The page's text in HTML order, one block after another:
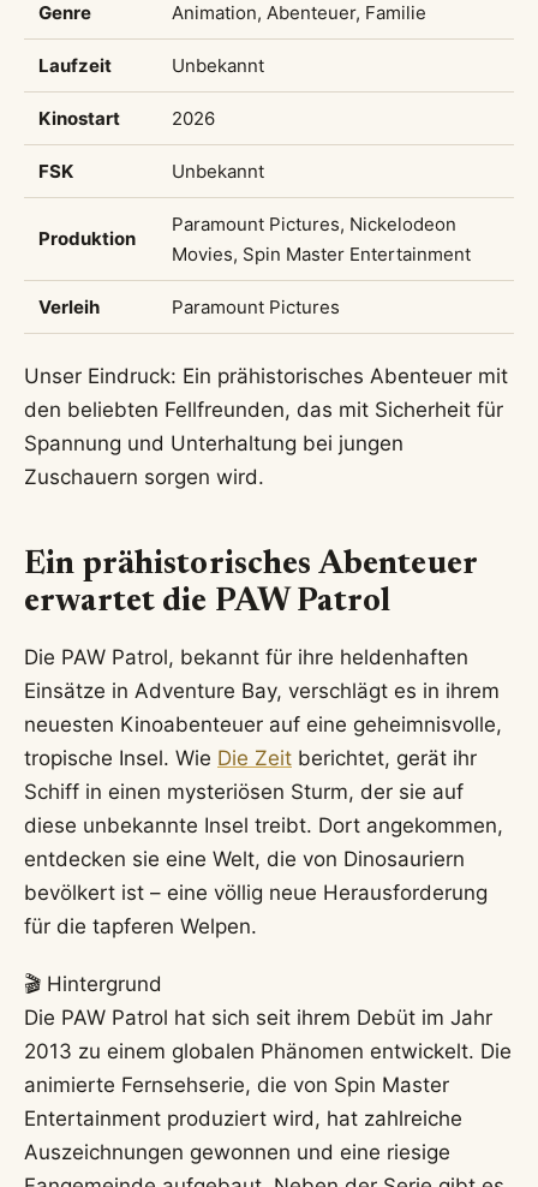
Genre Animation, Abenteuer, Familie
Laufzeit Unbekannt
Kinostart 2026
FSK Unbekannt
Produktion
Paramount Pictures, Nickelodeon
Movies, Spin Master Entertainment
Verleih Paramount Pictures
Unser Eindruck: Ein prähistorisches Abenteuer mit
den beliebten Fellfreunden, das mit Sicherheit für
Spannung und Unterhaltung bei jungen
Zuschauern sorgen wird.
Ein prähistorisches Abenteuer
erwartet die PAW Patrol
Die PAW Patrol, bekannt für ihre heldenhaften
Einsätze in Adventure Bay, verschlägt es in ihrem
neuesten Kinoabenteuer auf eine geheimnisvolle,
tropische Insel. Wie Die Zeit berichtet, gerät ihr
Schiff in einen mysteriösen Sturm, der sie auf
diese unbekannte Insel treibt. Dort angekommen,
entdecken sie eine Welt, die von Dinosauriern
bevölkert ist – eine völlig neue Herausforderung
für die tapferen Welpen.
🎬 Hintergrund
Die PAW Patrol hat sich seit ihrem Debüt im Jahr
2013 zu einem globalen Phänomen entwickelt. Die
animierte Fernsehserie, die von Spin Master
Entertainment produziert wird, hat zahlreiche
Auszeichnungen gewonnen und eine riesige